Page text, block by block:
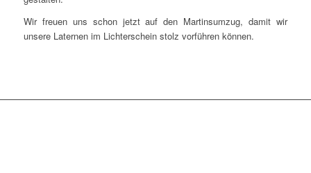
Wir freu­en uns schon jetzt auf den Mar­tins­um­zug, damit wir
unse­re Later­nen im Lichterschein stolz vor­füh­ren können.